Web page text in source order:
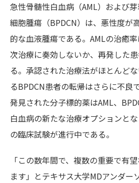
急性骨髄性白血病（AML）および
細胞腫瘍（BPDCN）は、悪性度が
的な血液腫瘍である。AMLの治癒
次治療に奏効しないか、再発した
る。承認された治療法がほとんど
るBPDCN患者の転帰はさらに不良
発見された分子標的薬はAML、
白血病の新たな治療オプションと
の臨床試験が進行中である。
「この数年間で、複数の重要で有
ます」とテキサス大学MDアンダー